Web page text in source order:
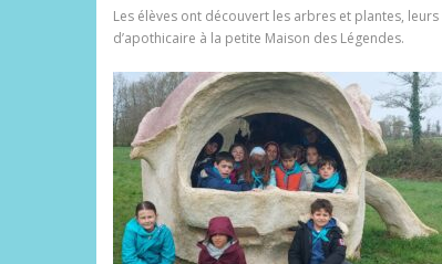
Les élèves ont découvert les arbres et plantes,
d’apothicaire à la petite Maison des Légendes.